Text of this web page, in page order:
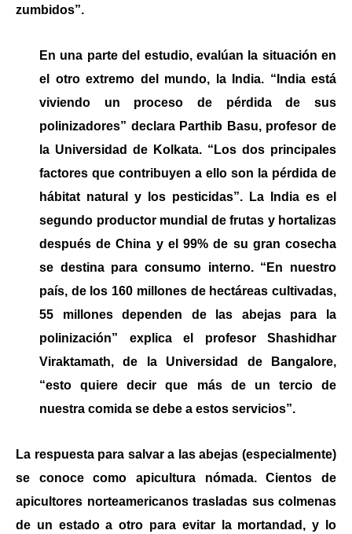
zumbidos”.
En una parte del estudio, evalúan la situación en
el otro extremo del mundo, la India. “India está
viviendo un proceso de pérdida de sus
polinizadores” declara Parthib Basu, profesor de
la Universidad de Kolkata. “Los dos principales
factores que contribuyen a ello son la pérdida de
hábitat natural y los pesticidas”. La India es el
segundo productor mundial de frutas y hortalizas
después de China y el 99% de su gran cosecha
se destina para consumo interno. “En nuestro
país, de los 160 millones de hectáreas cultivadas,
55 millones dependen de las abejas para la
polinización” explica el profesor Shashidhar
Viraktamath, de la Universidad de Bangalore,
“esto quiere decir que más de un tercio de
nuestra comida se debe a estos servicios”.
La respuesta para salvar a las abejas (especialmente)
se conoce como apicultura nómada. Cientos de
apicultores norteamericanos trasladas sus colmenas
de un estado a otro para evitar la mortandad, y lo